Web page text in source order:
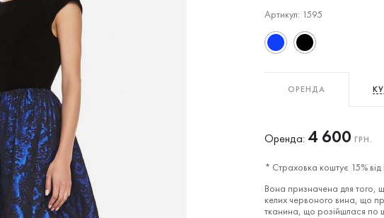
Артикул: 1595
ОРЕНДА
Оренда: 4 600 ГРН.
* Страховка коштує 15%
Вона призначена для того,
келих червоного вина, що
тканина, що розійшлася по